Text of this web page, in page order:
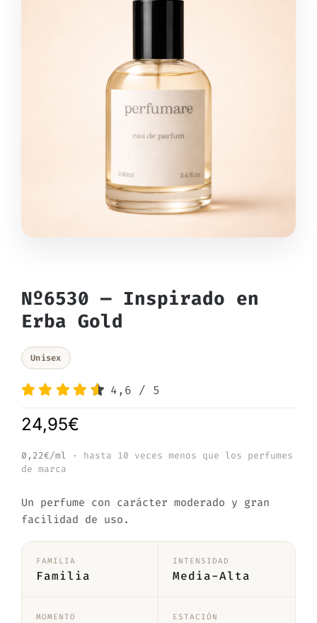
Nº6530 — Inspirado en
Erba Gold
Unisex
4,6 / 5
24,95€
0,22€/ml
· hasta 10 veces menos que los perfumes
de marca
Un perfume con carácter moderado y gran
facilidad de uso.
FAMILIA
Familia
INTENSIDAD
Media-Alta
MOMENTO ESTACIÓN